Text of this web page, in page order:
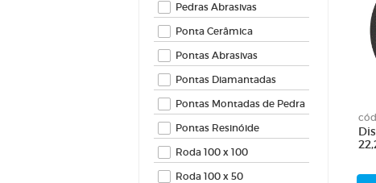
Pedras Abrasivas
Ponta Cerâmica
Pontas Abrasivas
Pontas Diamantadas
Pontas Montadas de Pedra
Pontas Resinóide
Roda 100 x 100
Roda 100 x 50